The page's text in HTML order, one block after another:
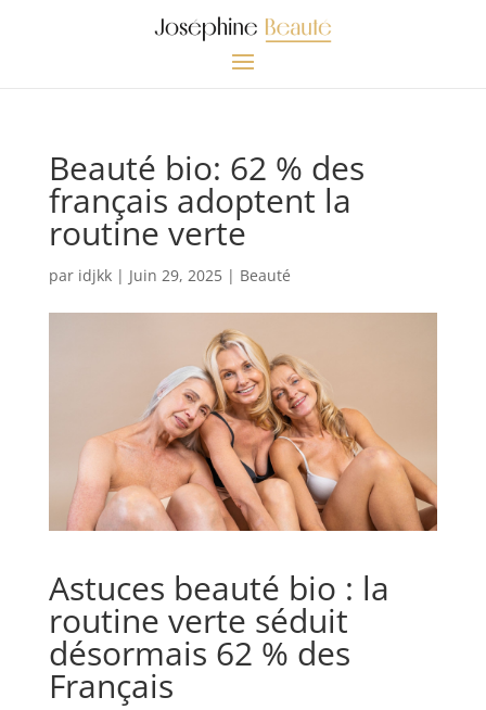
Beauté bio: 62 % des
français adoptent la
routine verte
par idjkk| Juin 29, 2025| Beauté
Astuces beauté bio : la
routine verte séduit
désormais 62 % des
Français